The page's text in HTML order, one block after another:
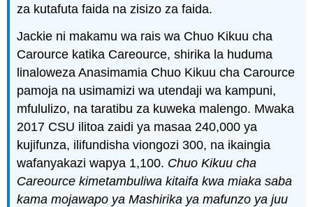
za kutafuta faida na zisizo za faida.
Jackie ni makamu wa rais wa Chuo Kikuu cha
Carource katika Careource, shirika la huduma
linaloweza Anasimamia Chuo Kikuu cha Carource
pamoja na usimamizi wa utendaji wa kampuni,
mfululizo, na taratibu za kuweka malengo. Mwaka
2017 CSU ilitoa zaidi ya masaa 240,000 ya
kujifunza, ilifundisha viongozi 300, na ikaingia
wafanyakazi wapya 1,100. Chuo Kikuu cha
Careource kimetambuliwa kitaifa kwa miaka saba
kama mojawapo ya Mashirika ya mafunzo ya juu